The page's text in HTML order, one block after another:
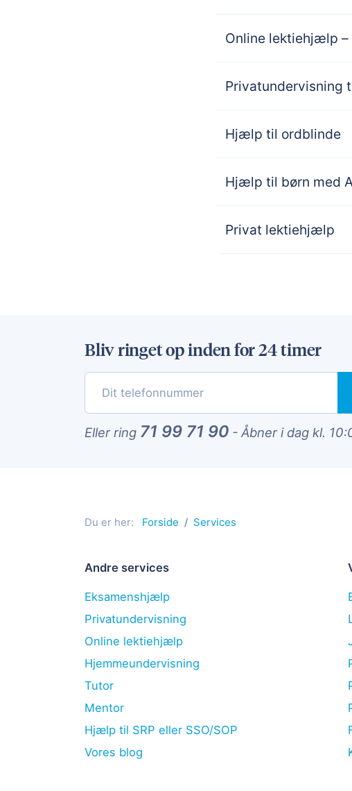
Online lektiehjælp
Privatundervisning
Hjælp til ordblinde
Hjælp til børn med
Privat lektiehjælp
Bliv ringet op inden for 24 timer
Eller ring 71 99 71 90 - Åbner i dag kl.
Du er her: Forside Services
Andre services
Eksamenshjælp
Privatundervisning
Online lektiehjælp
Hjemmeundervisning
Tutor
Mentor
Hjælp til SRP eller SSO/SOP
Vores blog